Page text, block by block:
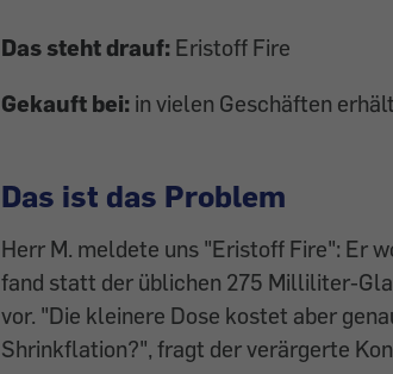
Das steht drauf: Eristoff Fire
Gekauft bei: in vielen Geschäften
Das ist das Problem
Herr M. meldete uns "Eristoff Fire": Er
fand statt der üblichen 275 Milliliter-
vor. "Die kleinere Dose kostet aber
Shrinkflation?", fragt der verärgerte